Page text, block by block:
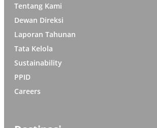
Tentang Kami
Dewan Direksi
Laporan Tahunan
Tata Kelola
Sustainability
PPID
Careers